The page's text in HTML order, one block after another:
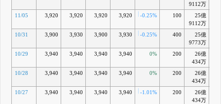
9112万
11/05 3,920 3,920 3,920 3,920 -0.25% 100
25億
9112万
10/31 3,900 3,930 3,900 3,930 -0.25% 400
25億
9773万
10/29 3,940 3,940 3,940 3,940 0% 200
26億
434万
10/28 3,940 3,940 3,940 3,940 0% 200
26億
434万
10/27 3,940 3,940 3,940 3,940 -1.01% 200
26億
434万